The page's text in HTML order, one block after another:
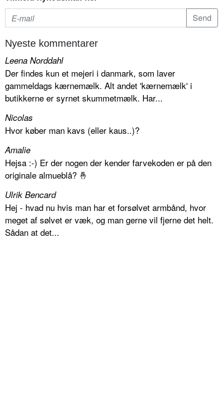
Nyeste kommentarer
Leena Norddahl
Der findes kun et mejeri i danmark, som laver
gammeldags kærnemælk. Alt andet 'kærnemælk' i
butikkerne er syrnet skummetmælk. Har...
Nicolas
Hvor køber man kavs (eller kaus..)?
Amalie
Hejsa :-) Er der nogen der kender farvekoden er på den
originale almueblå? 🤞
Ulrik Bencard
Hej - hvad nu hvis man har et forsølvet armbånd, hvor
meget af sølvet er væk, og man gerne vil fjerne det helt.
Sådan at det...